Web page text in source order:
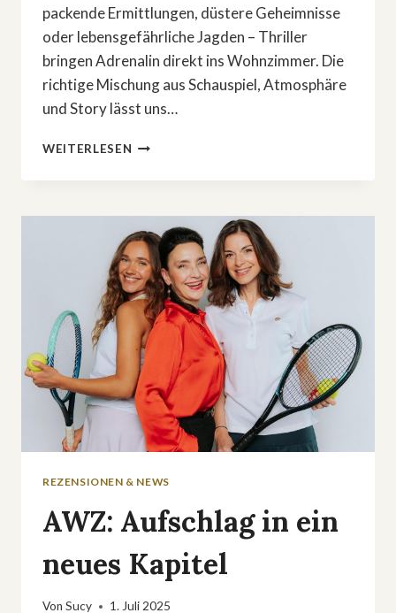
packende Ermittlungen, düstere Geheimnisse
oder lebensgefährliche Jagden – Thriller
bringen Adrenalin direkt ins Wohnzimmer. Die
richtige Mischung aus Schauspiel, Atmosphäre
und Story lässt uns…
WEITERLESEN »REMNICK«:
THRILLER-
AUF
APPLE
TV+
REZENSIONEN & NEWS
AWZ: Aufschlag in ein
neues Kapitel
Von Sucy 1. Juli 2025